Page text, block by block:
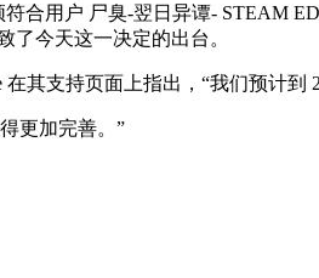
合用户 尸臭-翌日异谭- STEAM
今天这一决定的出台。
其支持页面上指出，“我们预计到
更加完善。”